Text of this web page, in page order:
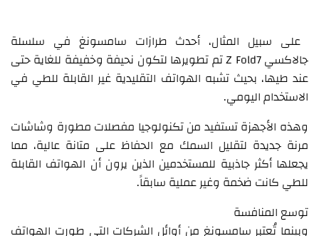
على سبيل المثال، أحدث طرازات سامسونغ في سلسلة
جالاكسي Z Fold7 تم تطويرها لتكون نحيفة وخفيفة للغاية حتى
عند طيها، بحيث تشبه الهواتف التقليدية غير القابلة للطي في
الاستخدام اليومي.
وهذه الأجهزة تستفيد من تكنولوجيا مفصلات مطورة وشاشات
مرنة جديدة لتقليل السمك مع الحفاظ على متانة عالية، مما
يجعلها أكثر جاذبية للمستخدمين الذين يرون أن الهواتف القابلة
للطي كانت ضخمة وغير عملية سابقاً.
توسع المنافسة
وبينما تُعتبر سامسونغ من أوائل الشركات التي طورت الهواتف